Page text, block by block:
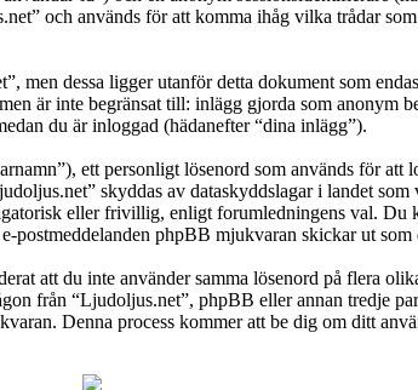
och används för att komma ihåg vilka trådar
dessa ligger utanför detta dokument som
är inte begränsat till: inlägg gjorda som anonym
du är inloggad (hädanefter “dina inlägg”).
ett personligt lösenord som används för att
skyddas av dataskyddslagar i landet
eller frivillig, enligt forumledningens val.
postmeddelanden phpBB mjukvaran skickar ut
att du inte använder samma lösenord på flera
från “Ljudoljus.net”, phpBB eller annan tredje
Denna process kommer att be dig om ditt